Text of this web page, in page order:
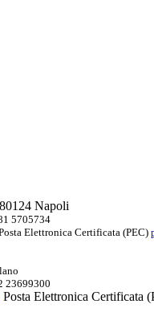
Napoli
5705734
Elettronica Certificata (PEC)
23699300
Posta Elettronica Certificata